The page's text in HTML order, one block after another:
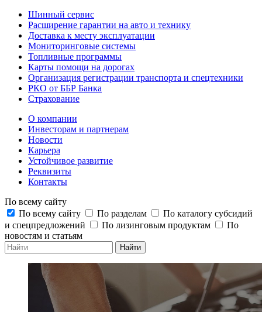
Шинный сервис
Расширение гарантии на авто и технику
Доставка к месту эксплуатации
Мониторинговые системы
Топливные программы
Карты помощи на дорогах
Организация регистрации транспорта и спецтехники
РКО от ББР Банка
Страхование
О компании
Инвесторам и партнерам
Новости
Карьера
Устойчивое развитие
Реквизиты
Контакты
По всему сайту
По всему сайту
По разделам
По каталогу субсидий
и спецпредложений
По лизинговым продуктам
По
новостям и статьям
Найти